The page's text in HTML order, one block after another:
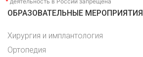
ОБРАЗОВАТЕЛЬНЫЕ МЕРОПРИЯТИЯ
Хирургия и имплантология
Ортопедия